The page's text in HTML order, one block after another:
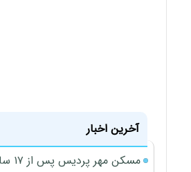
آخرین اخبار
مسکن مهر پردیس پس از ۱۷ سال هنوز تمام نشده